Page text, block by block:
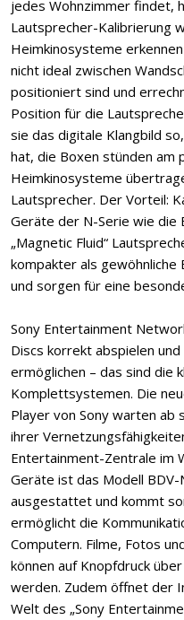
jedes Wohnzimmer findet,
Lautsprecher-Kalibrierung
Heimkinosysteme
nicht ideal zwischen
positioniert sind und
Position für die
sie das digitale Klangbild
hat, die Boxen stünden am
Heimkinosysteme
Lautsprecher. Der Vorteil:
Geräte der N-Serie wie die
„Magnetic Fluid“
kompakter als
und sorgen für eine
Sony Entertainment
Discs korrekt abspielen
ermöglichen – das sind die
Komplettsystemen. Die
Player von Sony warten ab
ihrer
Entertainment-Zentrale im
Geräte ist das Modell
ausgestattet und kommt
ermöglicht die
Computern. Filme, Fotos
können auf Knopfdruck
werden. Zudem öffnet der
Welt des „Sony